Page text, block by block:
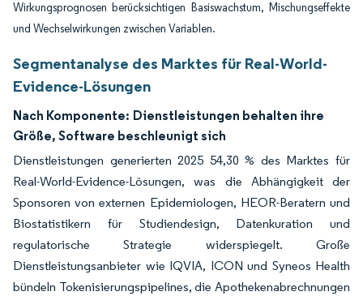
Wirkungsprognosen berücksichtigen Basiswachstum, Mischungseffekte
und Wechselwirkungen zwischen Variablen.
Segmentanalyse des Marktes für Real-World-
Evidence-Lösungen
Nach Komponente: Dienstleistungen behalten ihre
Größe, Software beschleunigt sich
Dienstleistungen generierten 2025 54,30 % des Marktes für
Real-World-Evidence-Lösungen, was die Abhängigkeit der
Sponsoren von externen Epidemiologen, HEOR-Beratern und
Biostatistikern für Studiendesign, Datenkuration und
regulatorische Strategie widerspiegelt. Große
Dienstleistungsanbieter wie IQVIA, ICON und Syneos Health
bündeln Tokenisierungspipelines, die Apothekenabrechnungen